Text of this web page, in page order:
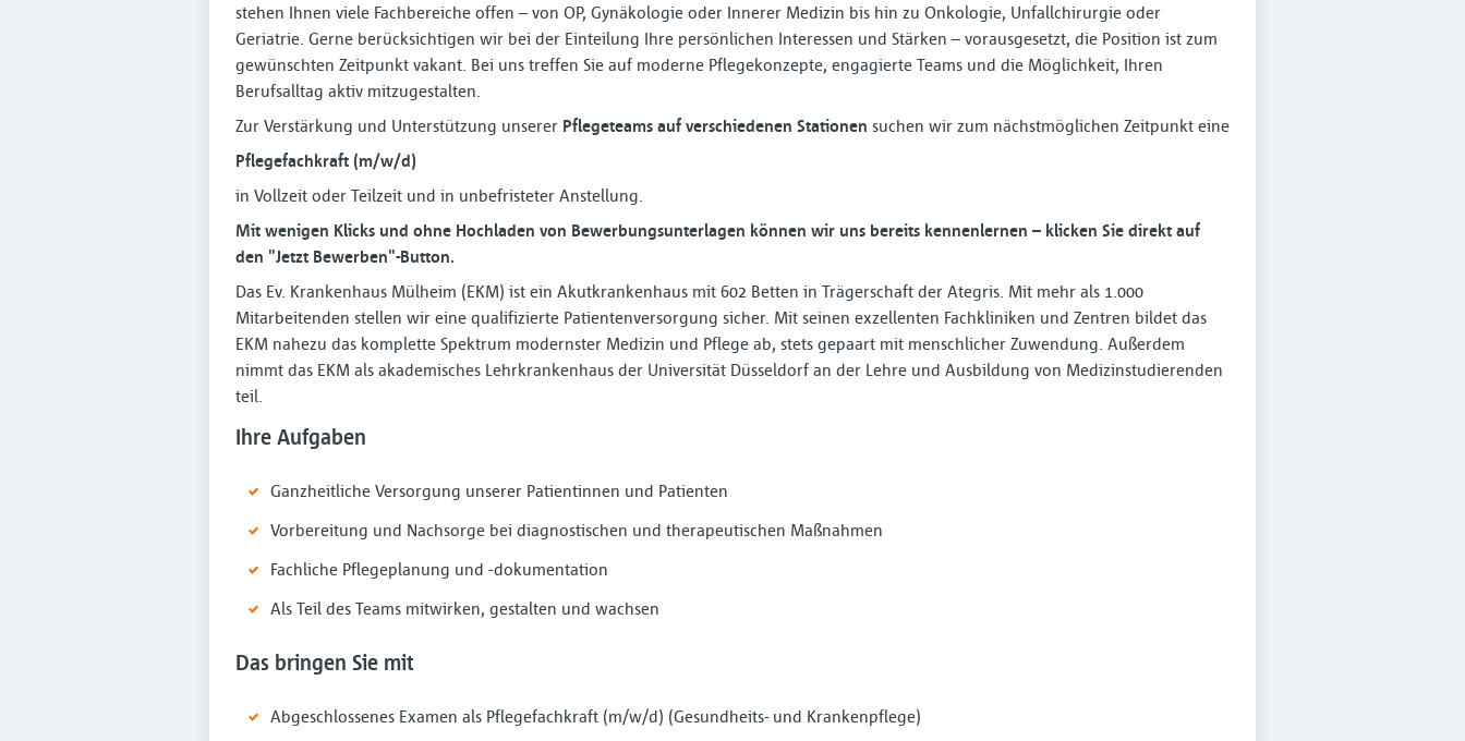
stehen Ihnen viele Fachbereiche offen – von OP, Gynäkologie oder Innerer Medizin bis hin zu Onkologie, Unfallchirurgie oder
Geriatrie. Gerne berücksichtigen wir bei der Einteilung Ihre persönlichen Interessen und Stärken – vorausgesetzt, die Position ist zum
gewünschten Zeitpunkt vakant. Bei uns treffen Sie auf moderne Pflegekonzepte, engagierte Teams und die Möglichkeit, Ihren
Berufsalltag aktiv mitzugestalten.
Zur Verstärkung und Unterstützung unserer Pflegeteams auf verschiedenen Stationen suchen wir zum nächstmöglichen Zeitpunkt eine
Pflegefachkraft (m⁠/⁠w⁠/⁠d)
in Vollzeit oder Teilzeit und in unbefristeter Anstellung.
Mit wenigen Klicks und ohne Hochladen von Bewerbungsunterlagen können wir uns bereits kennenlernen – klicken Sie direkt auf
den "Jetzt Bewerben"-Button.
Das Ev. Krankenhaus Mülheim (EKM) ist ein Akutkrankenhaus mit 602 Betten in Trägerschaft der Ategris. Mit mehr als 1.000
Mitarbeitenden stellen wir eine qualifizierte Patientenversorgung sicher. Mit seinen exzellenten Fachkliniken und Zentren bildet das
EKM nahezu das komplette Spektrum modernster Medizin und Pflege ab, stets gepaart mit menschlicher Zuwendung. Außerdem
nimmt das EKM als akademisches Lehrkrankenhaus der Universität Düsseldorf an der Lehre und Ausbildung von Medizinstudierenden
teil.
Ihre Aufgaben
Ganzheitliche Versorgung unserer Patientinnen und Patienten
Vorbereitung und Nachsorge bei diagnostischen und therapeutischen Maßnahmen
Fachliche Pflegeplanung und -dokumentation
Als Teil des Teams mitwirken, gestalten und wachsen
Das bringen Sie mit
Abgeschlossenes Examen als Pflegefachkraft (m⁠/⁠w⁠/⁠d) (Gesundheits- und Krankenpflege)